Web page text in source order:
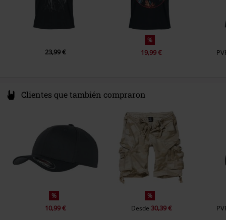
23,99 €
%
19,99 €
Clientes que también compraron
%
10,99 €
%
Desde 30,39 €